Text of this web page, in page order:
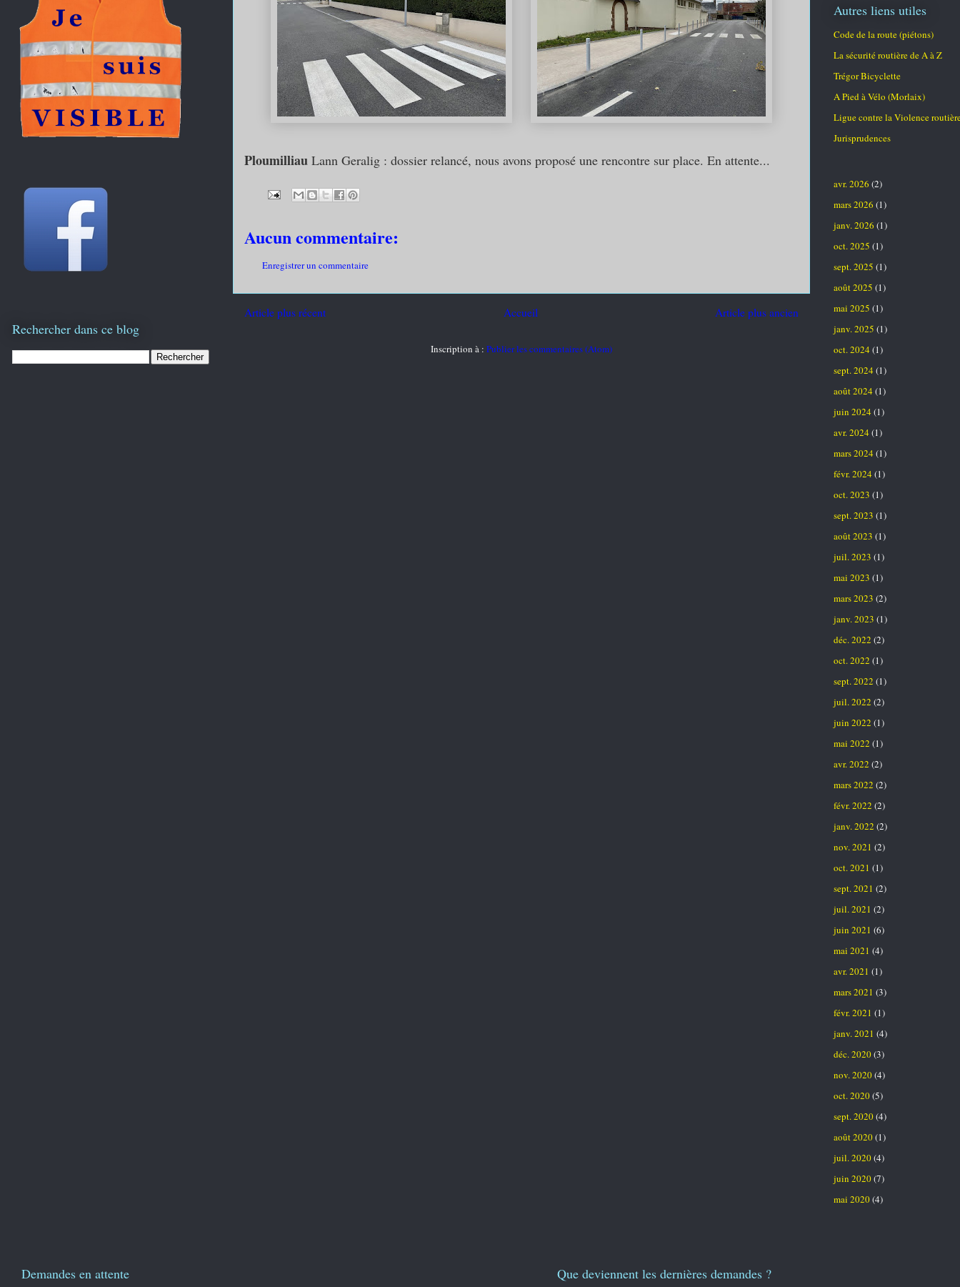
Ploumilliau Lann Geralig : dossier relancé, nous avons proposé une rencontre sur place. En attente...
Aucun commentaire:
Enregistrer un commentaire
Article plus récent Article plus ancien
Accueil
Inscription à : Publier les commentaires (Atom)
Rechercher dans ce blog
Autres liens utiles
Code de la route (piétons)
La sécurité routière de A à Z
Trégor Bicyclette
A Pied à Vélo (Morlaix)
Ligue contre la Violence
Jurisprudences
avr. 2026 (2)
mars 2026 (1)
janv. 2026 (1)
oct. 2025 (1)
sept. 2025 (1)
août 2025 (1)
mai 2025 (1)
janv. 2025 (1)
oct. 2024 (1)
sept. 2024 (1)
août 2024 (1)
juin 2024 (1)
avr. 2024 (1)
mars 2024 (1)
févr. 2024 (1)
oct. 2023 (1)
sept. 2023 (1)
août 2023 (1)
juil. 2023 (1)
mai 2023 (1)
mars 2023 (2)
janv. 2023 (1)
déc. 2022 (2)
oct. 2022 (1)
sept. 2022 (1)
juil. 2022 (2)
juin 2022 (1)
mai 2022 (1)
avr. 2022 (2)
mars 2022 (2)
févr. 2022 (2)
janv. 2022 (2)
nov. 2021 (2)
oct. 2021 (1)
sept. 2021 (2)
juil. 2021 (2)
juin 2021 (6)
mai 2021 (4)
avr. 2021 (1)
mars 2021 (3)
févr. 2021 (1)
janv. 2021 (4)
déc. 2020(3)
nov. 2020(4)
oct. 2020(5)
sept. 2020(4)
août 2020(1)
juil. 2020(4)
juin 2020(7)
mai 2020(4)
Demandes en attente Que deviennent les dernières demandes ?